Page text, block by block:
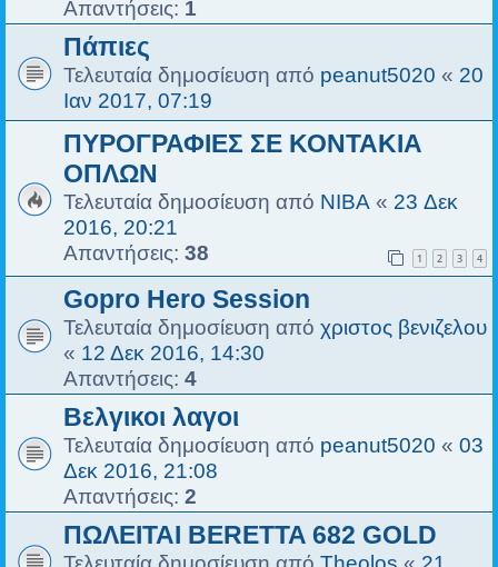
Απαντήσεις: 1
Πάπιες
Τελευταία δημοσίευση από peanut5020 « 20
Ιαν 2017, 07:19
ΠΥΡΟΓΡΑΦΙΕΣ ΣΕ ΚΟΝΤΑΚΙΑ
ΟΠΛΩΝ
Τελευταία δημοσίευση από NIBA « 23 Δεκ
2016, 20:21
Απαντήσεις: 38 1 2 3 4
Gopro Hero Session
Τελευταία δημοσίευση από χριστος βενιζελου
« 12 Δεκ 2016, 14:30
Απαντήσεις: 4
Βελγικοι λαγοι
Τελευταία δημοσίευση από peanut5020 « 03
Δεκ 2016, 21:08
Απαντήσεις: 2
ΠΩΛΕΙΤΑΙ BERETTA 682 GOLD